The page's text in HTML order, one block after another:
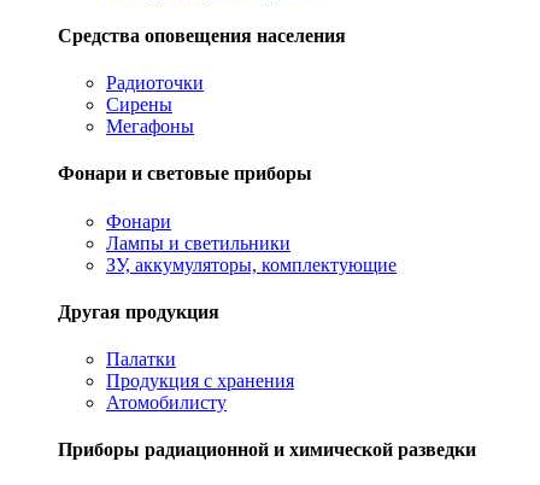
Средства оповещения населения
Радиоточки
Сирены
Мегафоны
Фонари и световые приборы
Фонари
Лампы и светильники
ЗУ, аккумуляторы, комплектующие
Другая продукция
Палатки
Продукция с хранения
Атомобилисту
Приборы радиационной и химической разведки